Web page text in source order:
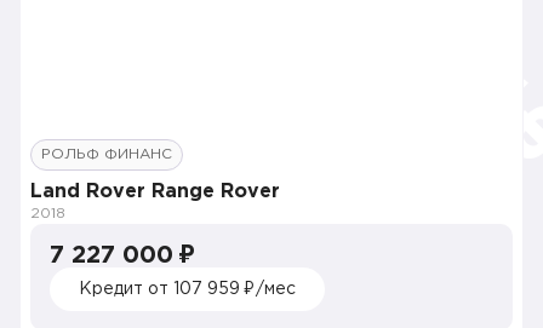
РОЛЬФ ФИНАНС
Land Rover Range Rover
2018
7 227 000 ₽
Кредит от 107 959 ₽/мес